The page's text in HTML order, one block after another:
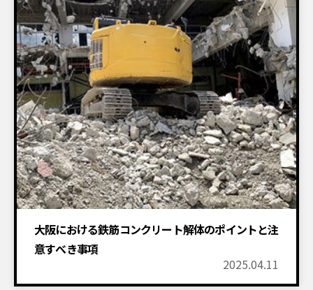
大阪における鉄筋コンクリート解体のポイントと注
意すべき事項
2025.04.11
鉄筋コンクリート（RC) 足場
設置物撤去
建物解体工事